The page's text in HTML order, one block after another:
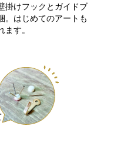
掛けフックとガイドブ
。はじめてのアートも
ます。